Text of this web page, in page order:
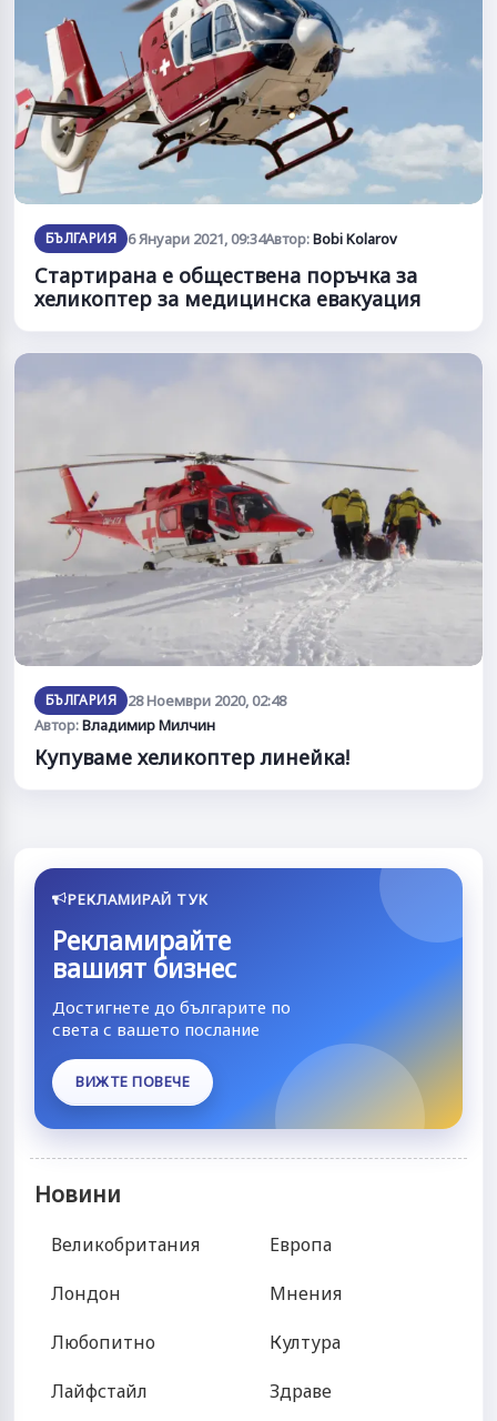
БЪЛГАРИЯ 6 Януари 2021, 09:34Автор:Bobi Kolarov
Стартирана е обществена поръчка за
хеликоптер за медицинска евакуация
БЪЛГАРИЯ 28 Ноември 2020, 02:48
Автор:Владимир Милчин
Купуваме хеликоптер линейка!
РЕКЛАМИРАЙ ТУК
Рекламирайте
вашият бизнес
Достигнете до българите по
света с вашето послание
ВИЖТЕ ПОВЕЧЕ
Новини
Великобритания
Лондон
Любопитно
Лайфстайл
Европа
Мнения
Култура
Здраве